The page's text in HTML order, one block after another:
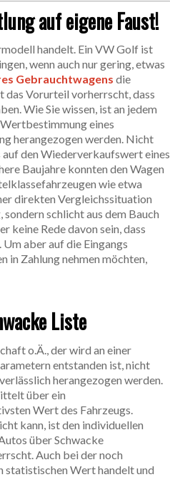
auf eigene Faust!
handelt. Ein VW Golf ist
wenn auch nur gering, etwas
Gebrauchtwagens die
Vorurteil vorherrscht, dass
Wie Sie wissen, ist an jedem
eines
herangezogen werden. Nicht
den Wiederverkaufswert eines
Baujahre konnten den Wagen
wie etwa
direkten Vergleichssituation
schlicht aus dem Bauch
keine Rede davon sein, dass
aber auf die Eingangs
in Zahlung nehmen möchten,
Liste
o.Ä., der wird an einer
entstanden ist, nicht
herangezogen werden.
über ein
Wert des Fahrzeugs.
kann, ist den individuellen
über Schwacke
Auch bei der noch
statistischen Wert handelt und